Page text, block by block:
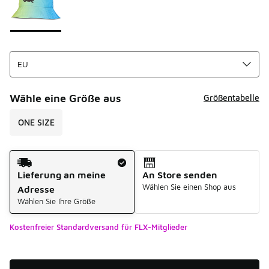
Wähle eine Größe aus Größentabelle
ONE SIZE
Versandart
Lieferung an meine
Adresse
Wählen Sie Ihre Größe
An Store senden
Wählen Sie einen Shop aus
Kostenfreier Standardversand für FLX-Mitglieder